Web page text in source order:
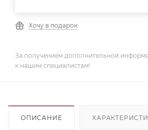
Хочу в подарок
За получением дополнительной
к нашим специалистам!
ОПИСАНИЕ